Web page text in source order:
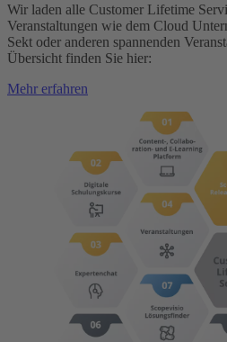
Wir laden alle Customer Lifetime
Veranstaltungen wie dem Cloud
Sekt oder anderen spannenden
Übersicht finden Sie hier:
Mehr erfahren